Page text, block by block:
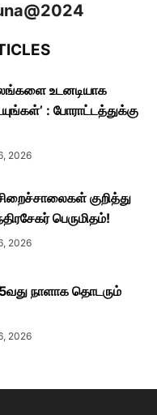
உடனடியாக
: போராட்டத்துக்கு
2026
குறித்து
பெருமிதம்!
2026
நாளாக தொடரும்
2026